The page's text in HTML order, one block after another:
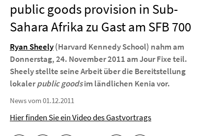
public goods provision in Sub-
Sahara Afrika zu Gast am SFB 700
Ryan Sheely(Harvard Kennedy School) nahm am
Donnerstag, 24. November 2011 am Jour Fixe teil.
Sheely stellte seine Arbeit über die Bereitstellung
lokalerpublic goodsim ländlichen Kenia vor.
News vom 01.12.2011
Hier finden Sie ein Video des Gastvortrags